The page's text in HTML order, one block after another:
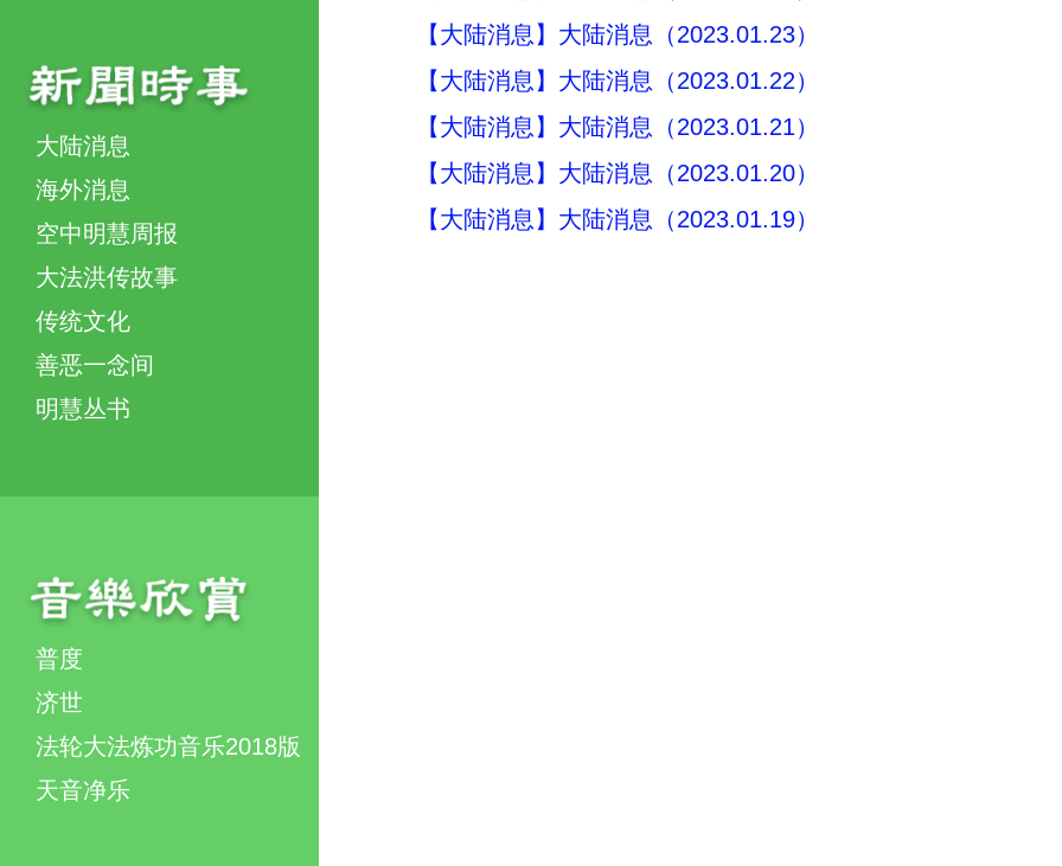
大陆消息
海外消息
空中明慧周报
大法洪传故事
传统文化
善恶一念间
明慧丛书
普度
济世
法轮大法炼功音乐2018版
天音净乐
【大陆消息】大陆消息（2023.01.23）
【大陆消息】大陆消息（2023.01.22）
【大陆消息】大陆消息（2023.01.21）
【大陆消息】大陆消息（2023.01.20）
【大陆消息】大陆消息（2023.01.19）